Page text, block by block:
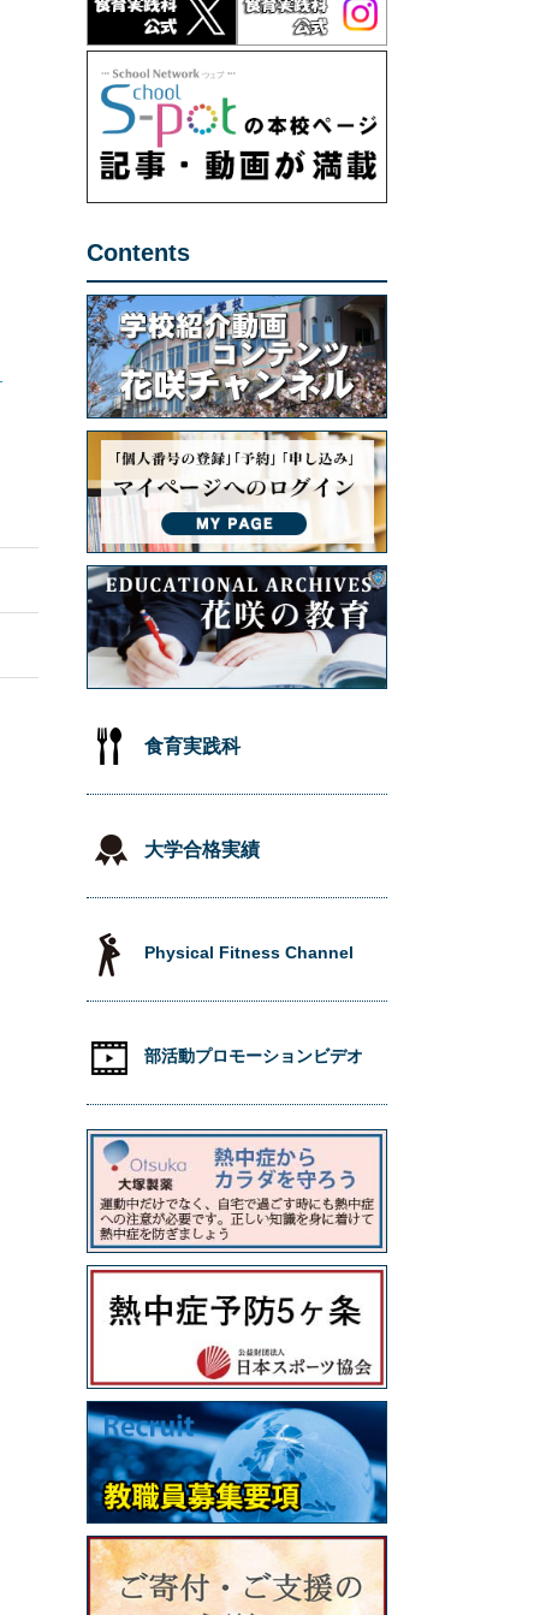
Contents
食育実践科
大学合格実績
Physical Fitness Channel
部活動プロモーションビデオ